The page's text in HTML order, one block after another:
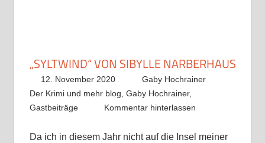
„SYLTWIND“ VON SIBYLLE NARBERHAUS
12. November 2020
Gaby Hochrainer
Der Krimi und mehr blog, Gaby Hochrainer,
Gastbeiträge
Kommentar hinterlassen
Da ich in diesem Jahr nicht auf die Insel meiner